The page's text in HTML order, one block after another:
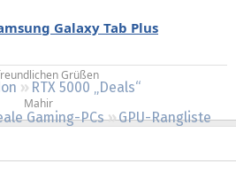
RTX 5000 „Deals“
Gaming-PCs
GPU-Rangliste
Galaxy Tab Plus
Grüßen
Mahir​